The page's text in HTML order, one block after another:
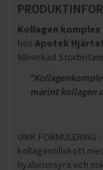
Kollagen komplex
hos Apotek
tillverkad
marint kollagen
UNIK
kollagentillskott
hyaluronsyra och